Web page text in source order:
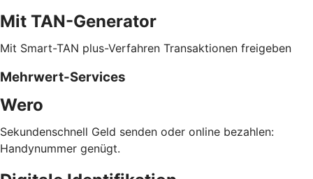
Mit TAN-Generator
Mit Smart-TAN plus-Verfahren Transaktionen freigeben
Mehrwert-Services
Wero
Sekundenschnell Geld senden oder online bezahlen:
Handynummer genügt.